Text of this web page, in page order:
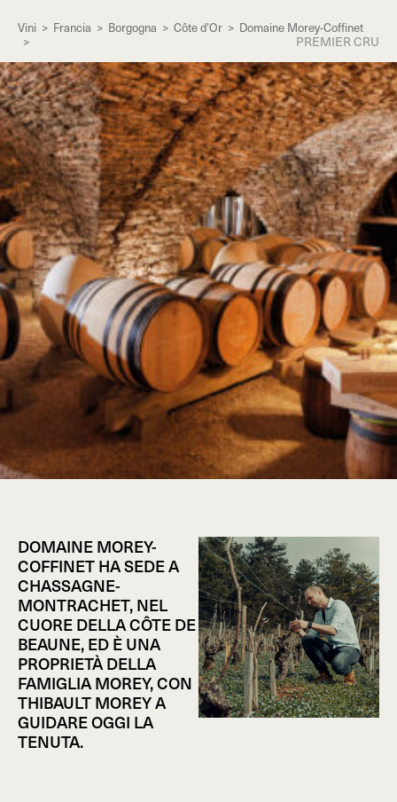
Vini > Francia > Borgogna > Côte d’Or > Domaine Morey-Coffinet
>
PREMIER CRU
DOMAINE MOREY-
COFFINET HA SEDE A
CHASSAGNE-
MONTRACHET, NEL
CUORE DELLA CÔTE DE
BEAUNE, ED È UNA
PROPRIETÀ DELLA
FAMIGLIA MOREY, CON
THIBAULT MOREY A
GUIDARE OGGI LA
TENUTA.